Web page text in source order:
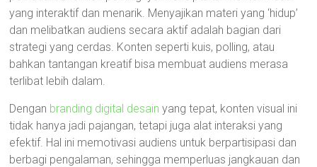
yang interaktif dan menarik. Menyajikan materi yang ‘hidup’
dan melibatkan audiens secara aktif adalah bagian dari
strategi yang cerdas. Konten seperti kuis, polling, atau
bahkan tantangan kreatif bisa membuat audiens merasa
terlibat lebih dalam.
Dengan branding digital desain yang tepat, konten visual ini
tidak hanya jadi pajangan, tetapi juga alat interaksi yang
efektif. Hal ini memotivasi audiens untuk berpartisipasi dan
berbagi pengalaman, sehingga memperluas jangkauan dan